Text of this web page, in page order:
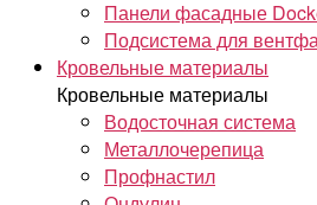
Панели фасадные
Подсистема для
Кровельные материалы
Кровельные материалы
Водосточная система
Металлочерепица
Профнастил